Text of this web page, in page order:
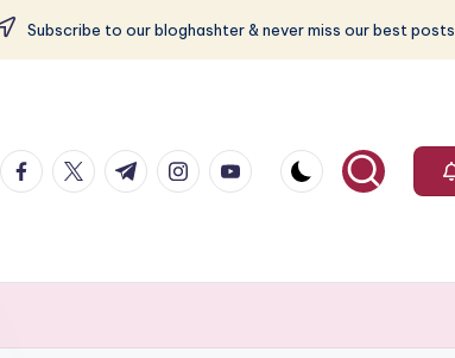
Subscribe to our bloghashter & never miss our best posts.
facebook.com
twitter.com
t.me instagram.com
youtube.com